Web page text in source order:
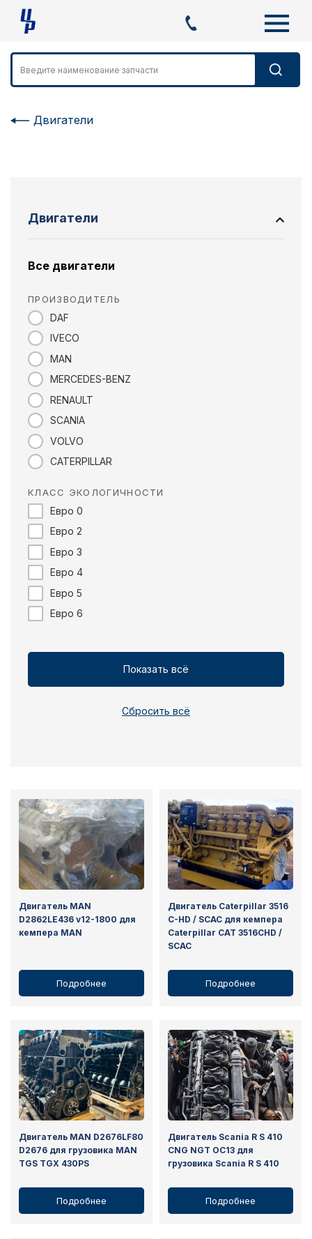
Двигатели
Двигатели
Все двигатели
ПРОИЗВОДИТЕЛЬ
DAF
IVECO
MAN
MERCEDES-BENZ
RENAULT
SCANIA
VOLVO
CATERPILLAR
КЛАСС ЭКОЛОГИЧНОСТИ
Евро 0
Евро 2
Евро 3
Евро 4
Евро 5
Евро 6
Показать всё
Сбросить всё
Двигатель MAN
D2862LE436 v12-1800 для
кемпера MAN
Подробнее
Двигатель Caterpillar 3516
C-HD / SCAC для кемпера
Caterpillar CAT 3516CHD /
SCAC
Подробнее
Двигатель MAN D2676LF80
D2676 для грузовика MAN
TGS TGX 430PS
Подробнее
Двигатель Scania R S 410
CNG NGT OC13 для
грузовика Scania R S 410
Подробнее